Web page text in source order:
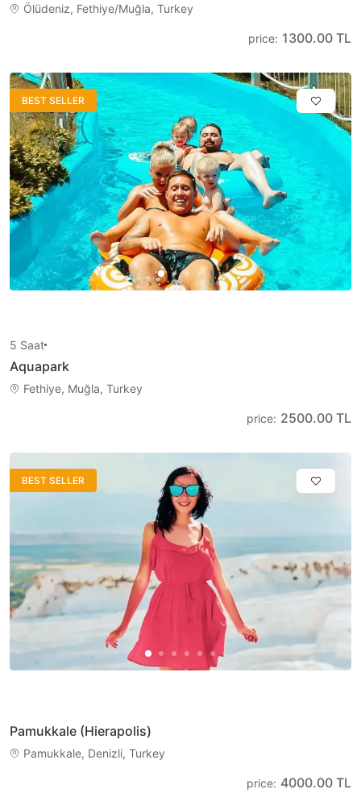
Ölüdeniz, Fethiye/Muğla, Turkey
price: 1300.00 TL
BEST SELLER
5 Saat
Aquapark
Fethiye, Muğla, Turkey
price: 2500.00 TL
BEST SELLER
Pamukkale (Hierapolis)
Pamukkale, Denizli, Turkey
price: 4000.00 TL